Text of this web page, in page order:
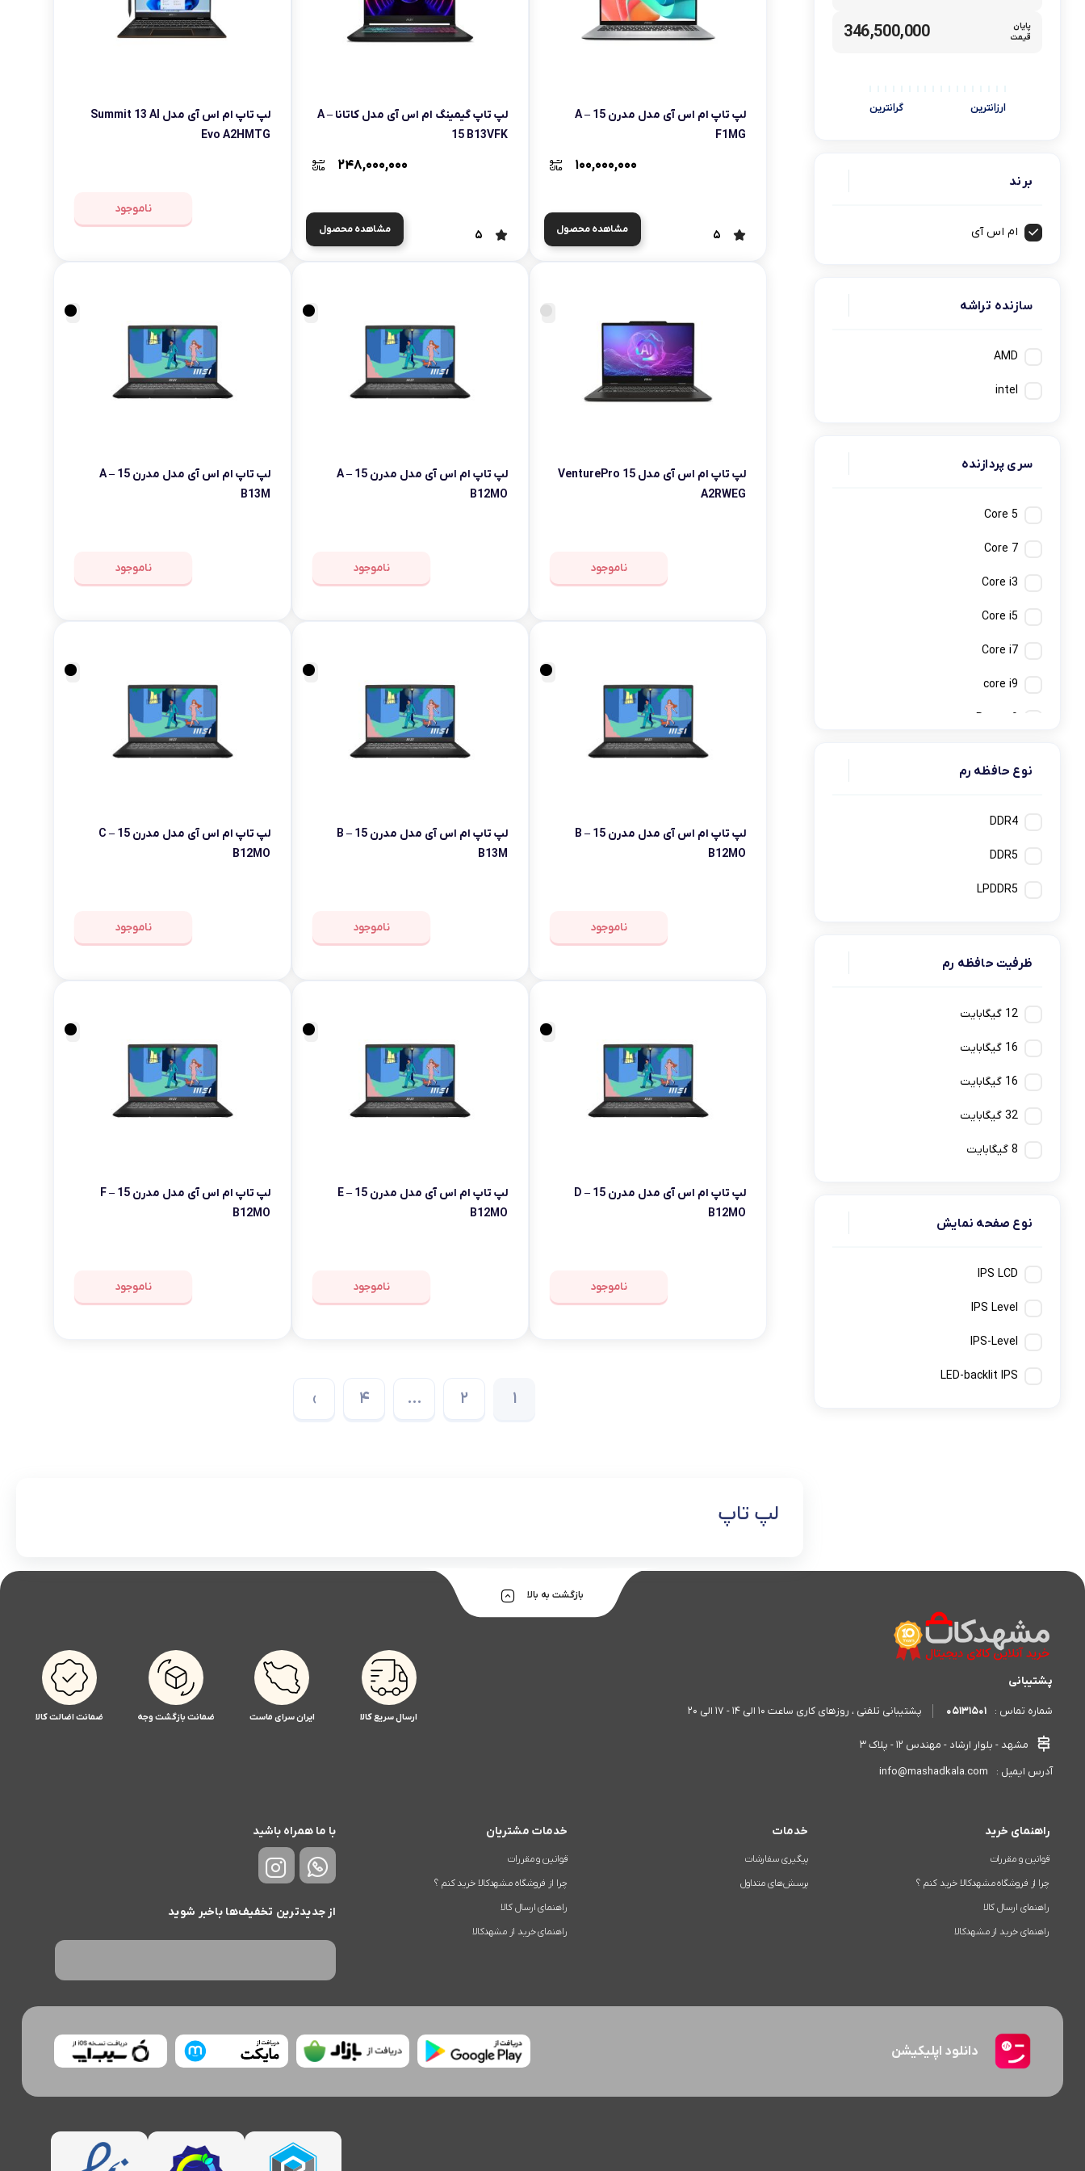
msi
پایان
قیمت
346,500,000
ارزانترین گرانترین
برند
ام اس آی
سازنده تراشه
AMD
intel
سری پردازنده
Core 5
Core 7
Core i3
Core i5
Core i7
core i9
Ryzen 9
نوع حافظه رم
DDR4
DDR5
LPDDR5
ظرفیت حافظه رم
12 گیگابایت
16 گيگابايت
16 گیگابایت
32 گیگابایت
8 گيگابايت
نوع صفحه نمایش
IPS LCD
IPS Level
IPS-Level
LED-backlit IPS
لپ تاپ ام اس آی مدل مدرن 15 A –
F1MG
۱۰۰,۰۰۰,۰۰۰
مشاهده محصول 5
لپ تاپ گیمینگ ام اس آی مدل کاتانا A –
15 B13VFK
۲۴۸,۰۰۰,۰۰۰
مشاهده محصول 5
لپ تاپ ام اس آی مدل Summit 13 AI
Evo A2HMTG
ناموجود
لپ تاپ ام اس آی مدل VenturePro 15
A2RWEG
ناموجود
لپ تاپ ام اس آی مدل مدرن 15 A –
B12MO
ناموجود
لپ تاپ ام اس آی مدل مدرن 15 A –
B13M
ناموجود
لپ تاپ ام اس آی مدل مدرن 15 B –
B12MO
ناموجود
لپ تاپ ام اس آی مدل مدرن 15 B –
B13M
ناموجود
لپ تاپ ام اس آی مدل مدرن 15 C –
B12MO
ناموجود
لپ تاپ ام اس آی مدل مدرن 15 D –
B12MO
ناموجود
لپ تاپ ام اس آی مدل مدرن 15 E –
B12MO
ناموجود
لپ تاپ ام اس آی مدل مدرن 15 F –
B12MO
ناموجود
1
2
…
4
›
لپ تاپ
بازگشت به بالا
پشتیبانی
شماره تماس : 05131501 پشتیبانی تلفنی ، روزهای کاری ساعت 10 الی 14 - 17 الی 20
مشهد - بلوار ارشاد - مهندس 12 - پلاک 3
آدرس ایمیل :
info@mashadkala.com
ارسال سریع کالا ایران سرای ماست ضمانت بازگشت وجه ضمانت اضالت کالا
راهنمای خرید
قوانین و مقررات
چرا از فروشگاه مشهدکالا خرید کنم ؟
راهنمای ارسال کالا
راهنمای خرید از مشهدکالا
خدمات
پیگیری سفارشات
پرسش‌های متداول
خدمات مشتریان
قوانین و مقررات
چرا از فروشگاه مشهدکالا خرید کنم ؟
راهنمای ارسال کالا
راهنمای خرید از مشهدکالا
با ما همراه باشید
از جدیدترین تخفیف‌ها باخبر شوید
دانلود اپلیکیشن